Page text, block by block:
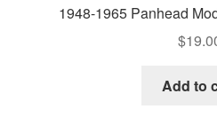
1948-1965 Panhead
$
Add to